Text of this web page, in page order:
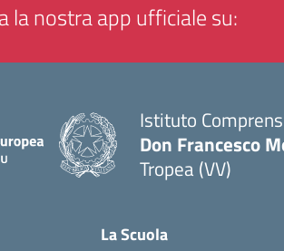
la nostra app ufficiale su:
Istituto
Don Francesco
Tropea (VV)
La Scuola